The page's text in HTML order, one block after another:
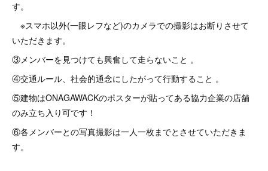
す。
※スマホ以外(一眼レフなど)のカメラでの撮影はお断りさせて
いただきます。
③メンバーを見つけても興奮して走らないこと 。
④交通ルール、社会的通念にしたがって行動すること 。
⑤建物はONAGAWACKのポスターが貼ってある協力企業の店舗
のみ立ち入り可です！
⑥各メンバーとの写真撮影は一人一枚までとさせていただきま
す。